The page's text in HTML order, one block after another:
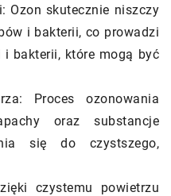
Ozon skutecznie niszczy
i bakterii, co prowadzi
bakterii, które mogą być
Proces ozonowania
oraz substancje
się do czystszego,
czystemu powietrzu